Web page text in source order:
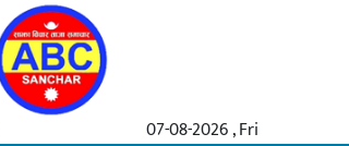
07-08-2026 , Fri